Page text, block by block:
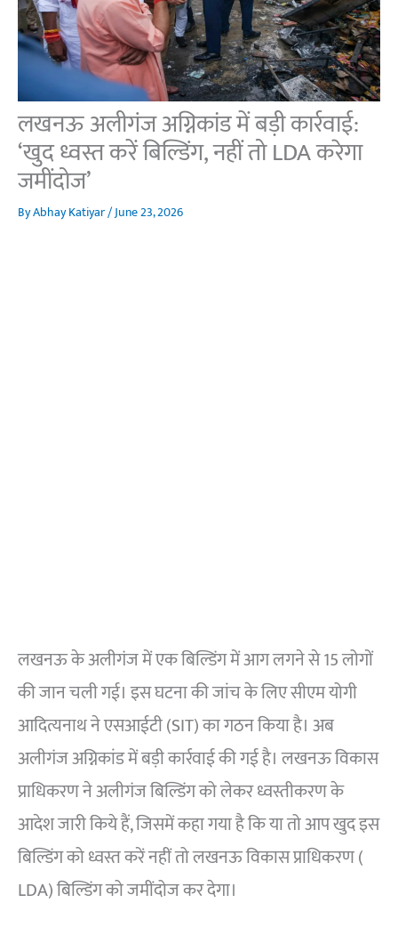
लखनऊ अलीगंज अग्निकांड में बड़ी कार्रवाई:
‘खुद ध्वस्त करें बिल्डिंग, नहीं तो LDA करेगा
जमींदोज’
ByAbhay Katiyar/June 23, 2026
लखनऊ के अलीगंज में एक बिल्डिंग में आग लगने से 15 लोगों
की जान चली गई। इस घटना की जांच के लिए सीएम योगी
आदित्यनाथ ने एसआईटी (SIT) का गठन किया है। अब
अलीगंज अग्निकांड में बड़ी कार्रवाई की गई है। लखनऊ विकास
प्राधिकरण ने अलीगंज बिल्डिंग को लेकर ध्वस्तीकरण के
आदेश जारी किये हैं, जिसमें कहा गया है कि या तो आप खुद इस
बिल्डिंग को ध्वस्त करें नहीं तो लखनऊ विकास प्राधिकरण (
LDA) बिल्डिंग को जमींदोज कर देगा।